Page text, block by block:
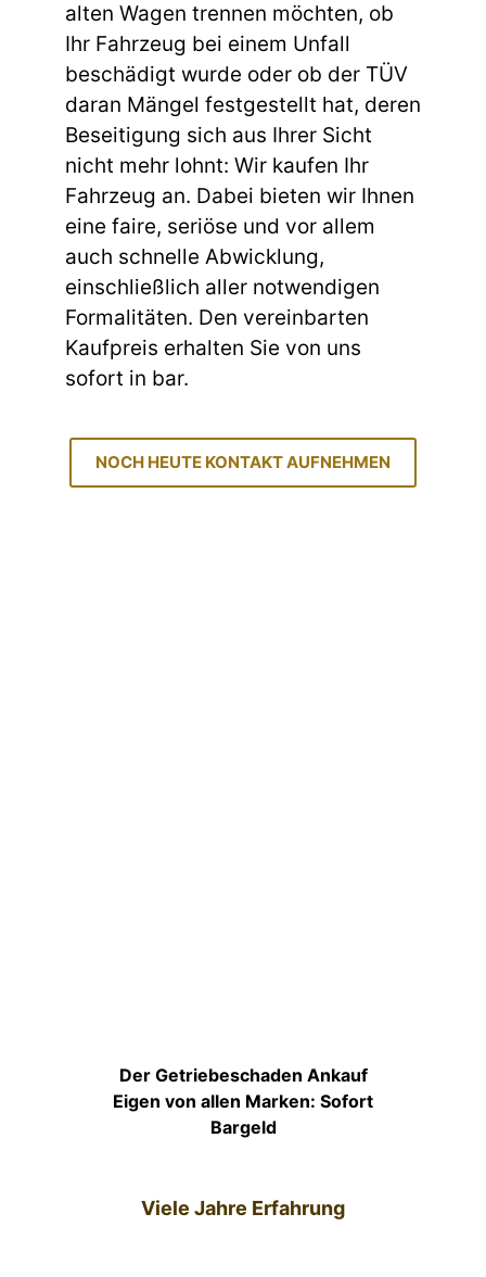
alten Wagen trennen möchten, ob
Ihr Fahrzeug bei einem Unfall
beschädigt wurde oder ob der TÜV
daran Mängel festgestellt hat, deren
Beseitigung sich aus Ihrer Sicht
nicht mehr lohnt: Wir kaufen Ihr
Fahrzeug an. Dabei bieten wir Ihnen
eine faire, seriöse und vor allem
auch schnelle Abwicklung,
einschließlich aller notwendigen
Formalitäten. Den vereinbarten
Kaufpreis erhalten Sie von uns
sofort in bar.
NOCH HEUTE KONTAKT AUFNEHMEN
Der Getriebeschaden Ankauf
Eigen von allen Marken: Sofort
Bargeld
Viele Jahre Erfahrung